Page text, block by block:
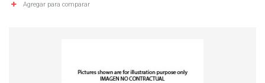
Agregar para comparar